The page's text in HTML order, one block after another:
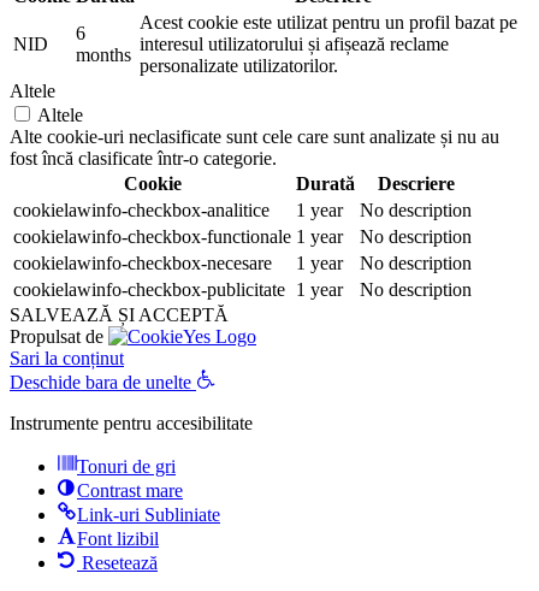
NID
6
months
Acest cookie este utilizat pentru un profil bazat pe
interesul utilizatorului și afișează reclame
personalizate utilizatorilor.
Altele
Altele
Alte cookie-uri neclasificate sunt cele care sunt analizate și nu au
fost încă clasificate într-o categorie.
Cookie
Durată
Descriere
cookielawinfo-checkbox-analitice
1 year
No description
cookielawinfo-checkbox-functionale 1 year
No description
cookielawinfo-checkbox-necesare
1 year
No description
cookielawinfo-checkbox-publicitate 1 year
No description
SALVEAZĂ ȘI ACCEPTĂ
Propulsat de
Sari la conținut
Deschide bara de unelte
Instrumente pentru accesibilitate
Tonuri de gri
Contrast mare
Link-uri Subliniate
Font lizibil
Resetează